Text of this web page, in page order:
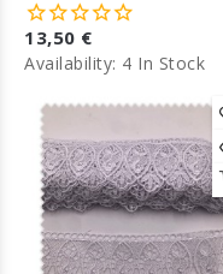
13,50 €
Availability: 4 In Stock